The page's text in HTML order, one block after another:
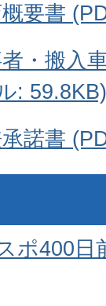
要書
・搬入
: 59.8KB)
諾書
ポ400